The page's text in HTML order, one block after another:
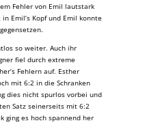
Fehler von Emil lautstark
Emil‘s Kopf und Emil konnte
so weiter. Auch ihr
fiel durch extreme
Fehlern auf. Esther
mit 6:2 in die Schranken
dies nicht spurlos vorbei und
Satz seinerseits mit 6:2
ging es hoch spannend her